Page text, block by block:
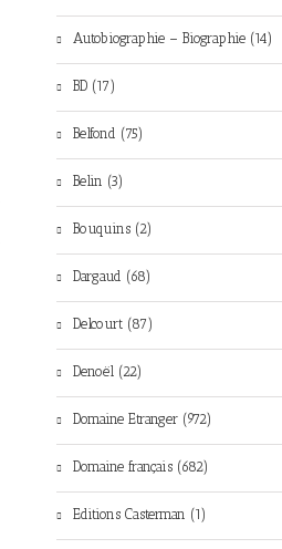
Autobiographie – Biographie (14)
BD (17)
Belfond (75)
Belin (3)
Bouquins (2)
Dargaud (68)
Delcourt (87)
Denoël (22)
Domaine Etranger (972)
Domaine français (682)
Editions Casterman (1)